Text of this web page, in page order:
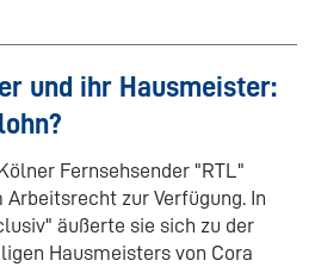
und ihr Hausmeister:
Fernsehsender "RTL"
zur Verfügung. In
äußerte sie sich zu der
Hausmeisters von Cora